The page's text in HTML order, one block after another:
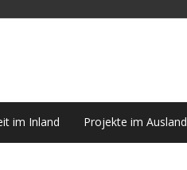
im Inland Projekte im Ausland